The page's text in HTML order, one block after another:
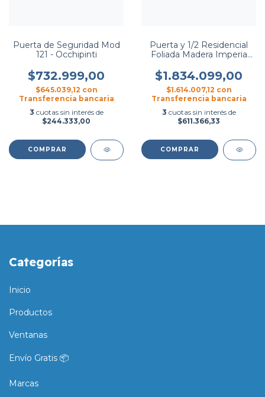
Puerta de Seguridad Mod
121 - Occhipinti
$732.999,00
$645.039,12 con
Transferencia bancaria
3 cuotas sin interés de
$244.333,00
COMPRAR
Puerta y 1/2 Residencial
Foliada Madera Imperia
$1.834.099,00
$1.614.007,12 con
Transferencia bancaria
3 cuotas sin interés de
$611.366,33
COMPRAR
Categorías
Inicio
Productos
Ventanas
Envío Gratis 📦
Marcas